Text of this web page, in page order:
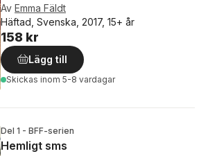
Av Emma Fäldt
Häftad, Svenska, 2017, 15+ år
158 kr
Lägg till
Skickas inom 5-8 vardagar
Del 1 - BFF-serien
Hemligt sms